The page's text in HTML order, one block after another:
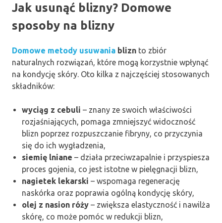
Jak usunąć blizny? Domowe
sposoby na blizny
Domowe metody usuwania blizn to zbiór
naturalnych rozwiązań, które mogą korzystnie wpłynąć
na kondycję skóry. Oto kilka z najczęściej stosowanych
składników:
wyciąg z cebuli – znany ze swoich właściwości
rozjaśniających, pomaga zmniejszyć widoczność
blizn poprzez rozpuszczanie fibryny, co przyczynia
się do ich wygładzenia,
siemię lniane – działa przeciwzapalnie i przyspiesza
proces gojenia, co jest istotne w pielęgnacji blizn,
nagietek lekarski – wspomaga regenerację
naskórka oraz poprawia ogólną kondycję skóry,
olej z nasion róży – zwiększa elastyczność i nawilża
skórę, co może pomóc w redukcji blizn,